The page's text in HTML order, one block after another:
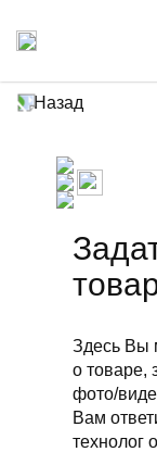
Назад
Здесь Вы
о товаре,
фото/
Вам
технолог